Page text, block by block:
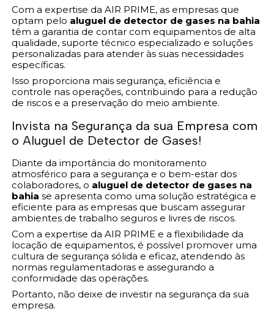
Com a expertise da AIR PRIME, as empresas que
optam pelo aluguel de detector de gases na bahia
têm a garantia de contar com equipamentos de alta
qualidade, suporte técnico especializado e soluções
personalizadas para atender às suas necessidades
específicas.
Isso proporciona mais segurança, eficiência e
controle nas operações, contribuindo para a redução
de riscos e a preservação do meio ambiente.
Invista na Segurança da sua Empresa com
o Aluguel de Detector de Gases!
Diante da importância do monitoramento
atmosférico para a segurança e o bem-estar dos
colaboradores, o aluguel de detector de gases na
bahia se apresenta como uma solução estratégica e
eficiente para as empresas que buscam assegurar
ambientes de trabalho seguros e livres de riscos.
Com a expertise da AIR PRIME e a flexibilidade da
locação de equipamentos, é possível promover uma
cultura de segurança sólida e eficaz, atendendo às
normas regulamentadoras e assegurando a
conformidade das operações.
Portanto, não deixe de investir na segurança da sua
empresa.